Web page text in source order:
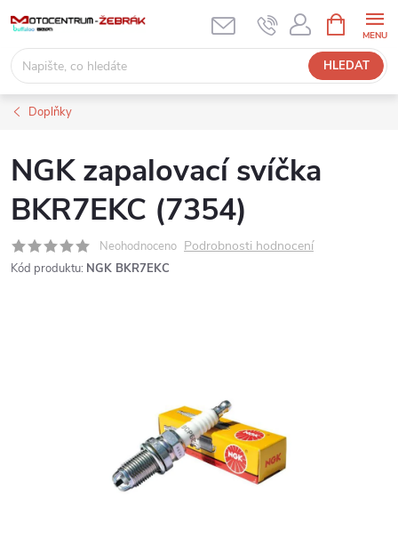
obsah
HLEDAT
NÁKUPNÍ
KOŠÍK
Doplňky
NGK zapalovací svíčka
BKR7EKC (7354)
Neohodnoceno Podrobnosti hodnocení
Kód produktu: NGK BKR7EKC